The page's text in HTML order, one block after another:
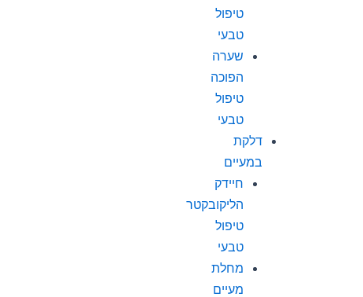
טיפול
טבעי
שערה
הפוכה
טיפול
טבעי
דלקת
במעיים
חיידק
הליקובקטר
טיפול
טבעי
מחלת
מעיים